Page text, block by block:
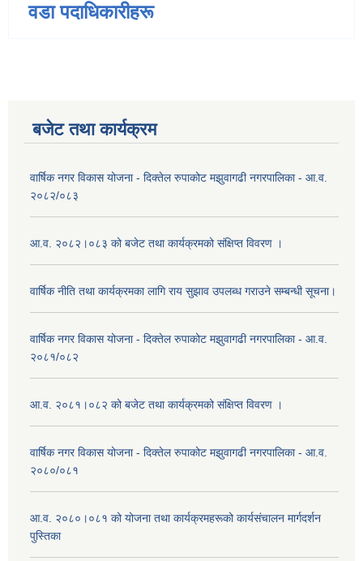
वडा पदाधिकारीहरू
बजेट तथा कार्यक्रम
वार्षिक नगर विकास योजना - दिक्तेल रुपाकोट मझुवागढी नगरपालिका - आ.व.
२०८२/०८३
आ.व. २०८२।०८३ को बजेट तथा कार्यक्रमको संक्षिप्त विवरण ।
वार्षिक नीति तथा कार्यक्रमका लागि राय सुझाव उपलब्ध गराउने सम्बन्धी सूचना।
वार्षिक नगर विकास योजना - दिक्तेल रुपाकोट मझुवागढी नगरपालिका - आ.व.
२०८१/०८२
आ.व. २०८१।०८२ को बजेट तथा कार्यक्रमको संक्षिप्त विवरण ।
वार्षिक नगर विकास योजना - दिक्तेल रुपाकोट मझुवागढी नगरपालिका - आ.व.
२०८०/०८१
आ.व. २०८०।०८१ को योजना तथा कार्यक्रमहरूको कार्यसंचालन मार्गदर्शन
पुस्तिका